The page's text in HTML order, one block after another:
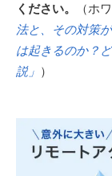
ください。
（ホ
法と、その対策
は起きるのか？
説」 ）